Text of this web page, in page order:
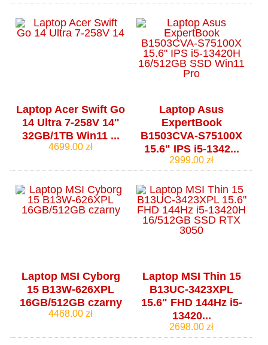
Laptop Acer Swift Go
14 Ultra 7-258V 14''
32GB/1TB Win11 ...
4699.00 zł
Laptop Asus
ExpertBook
B1503CVA-S75100X
15.6" IPS i5-1342...
2999.00 zł
Laptop MSI Cyborg
15 B13W-626XPL
16GB/512GB czarny
4468.00 zł
Laptop MSI Thin 15
B13UC-3423XPL
15.6" FHD 144Hz i5-
13420...
2698.00 zł